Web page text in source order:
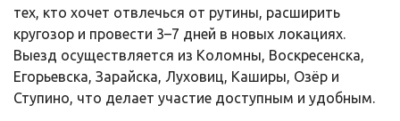
тех, кто хочет отвлечься от рутины, расширить
кругозор и провести 3–7 дней в новых локациях.
Выезд осуществляется из Коломны, Воскресенска,
Егорьевска, Зарайска, Луховиц, Каширы, Озёр и
Ступино, что делает участие доступным и удобным.